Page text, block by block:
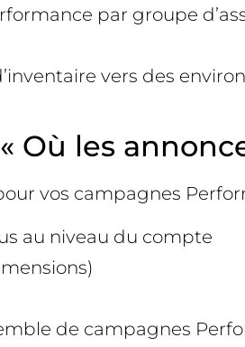
par groupe
vers des
les
vos campagnes
au niveau du compte
de campagnes